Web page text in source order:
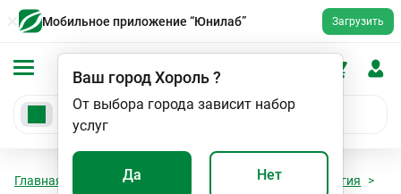
Мобильное приложение “Юнилаб” Загрузить
Ваш городХороль?
От выбора города зависит набор
услуг
Да Нет
Главная Анализы
Иммуноаллергология